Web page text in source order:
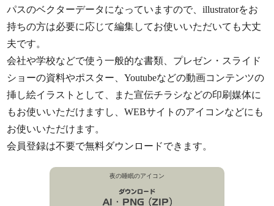
パスのベクターデータになっていますので、illustratorをお
持ちの方は必要に応じて編集してお使いいただいても大丈
夫です。
会社や学校などで使う一般的な書類、プレゼン・スライド
ショーの資料やポスター、Youtubeなどの動画コンテンツの
挿し絵イラストとして、また宣伝チラシなどの印刷媒体に
もお使いいただけますし、WEBサイトのアイコンなどにも
お使いいただけます。
会員登録は不要で無料ダウンロードできます。
夜の睡眠のアイコン